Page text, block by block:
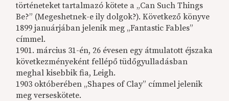
történeteket tartalmazó kötete a „Can Such Things
Be?” (Megeshetnek-e ily dolgok?). Következő könyve
1899 januárjában jelenik meg „Fantastic Fables”
címmel.
1901. március 31-én, 26 évesen egy átmulatott éjszaka
következményeként fellépő tüdőgyulladásban
meghal kisebbik fia, Leigh.
1903 októberében „Shapes of Clay” címmel jelenik
meg verseskötete.